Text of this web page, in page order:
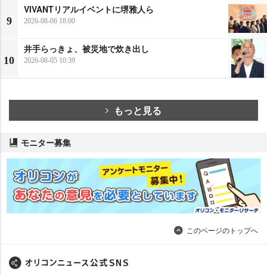
9
VIVANTリアルイベントに堺雅人ら
2026-08-06 18:00
10
井手らっきょ、被災地で炊き出し
2026-08-05 10:39
もっと見る
モニター募集
このページのトップへ